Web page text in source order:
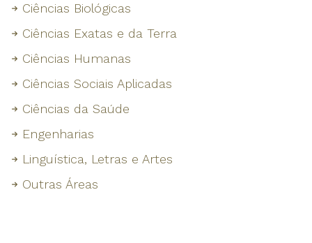
Ciências Biológicas
Ciências Exatas e da Terra
Ciências Humanas
Ciências Sociais Aplicadas
Ciências da Saúde
Engenharias
Linguística, Letras e Artes
Outras Áreas